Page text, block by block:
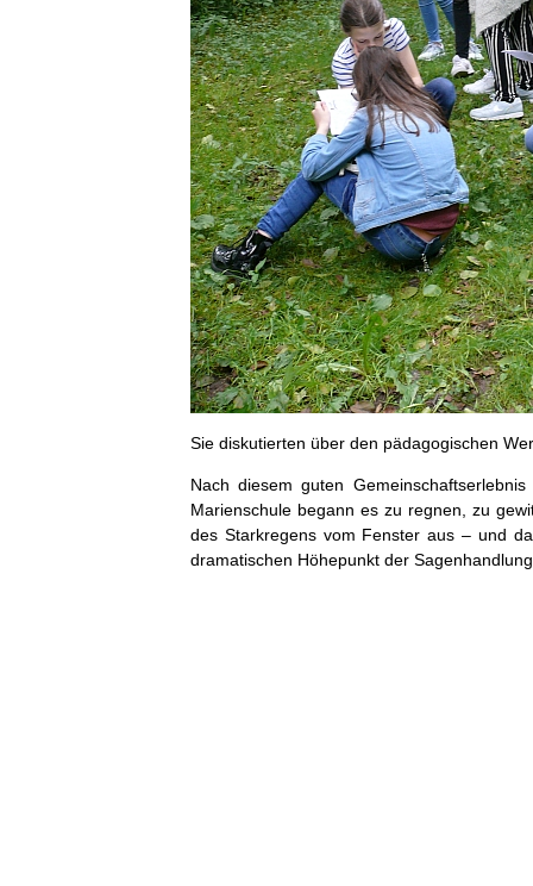
Sie diskutierten über den pädagogischen
Nach diesem guten
Marienschule begann es zu regnen, zu
des Starkregens vom Fenster aus – und
dramatischen Höhepunkt der